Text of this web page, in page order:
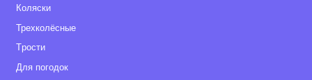
Коляски
Трехколёсные
Tрости
Для погодок